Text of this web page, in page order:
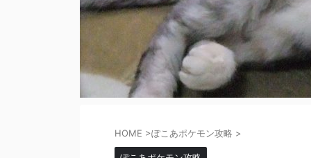
HOME >ぽこあポケモン攻略 >